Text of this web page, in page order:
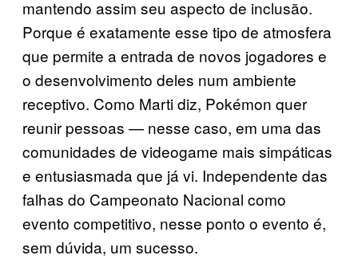
mantendo assim seu aspecto de inclusão.
Porque é exatamente esse tipo de atmosfera
que permite a entrada de novos jogadores e
o desenvolvimento deles num ambiente
receptivo. Como Marti diz, Pokémon quer
reunir pessoas — nesse caso, em uma das
comunidades de videogame mais simpáticas
e entusiasmada que já vi. Independente das
falhas do Campeonato Nacional como
evento competitivo, nesse ponto o evento é,
sem dúvida, um sucesso.